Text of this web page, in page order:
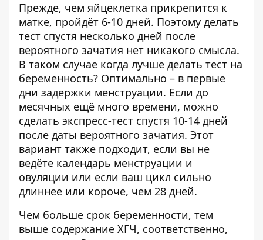
Прежде, чем яйцеклетка прикрепится к
матке, пройдёт 6-10 дней. Поэтому делать
тест спустя несколько дней после
вероятного зачатия нет никакого смысла.
В таком случае когда лучше делать тест на
беременность? Оптимально – в первые
дни задержки менструации. Если до
месячных ещё много времени, можно
сделать экспресс-тест спустя 10-14 дней
после даты вероятного зачатия. Этот
вариант также подходит, если вы не
ведёте календарь менструации и
овуляции или если ваш цикл сильно
длиннее или короче, чем 28 дней.
Чем больше срок беременности, тем
выше содержание ХГЧ, соответственно,